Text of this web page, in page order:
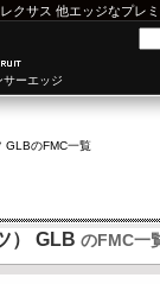
レクサス 他エッジなプレ
ーエッジ
GLBのFMC一覧
） GLB のFMC一